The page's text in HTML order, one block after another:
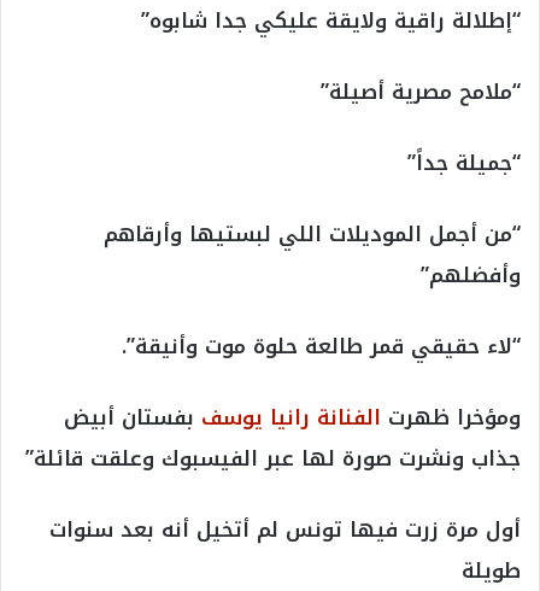
“إطلالة راقية ولايقة عليكي جدا شابوه”
“ملامح مصرية أصيلة”
“جميلة جداً”
“من أجمل الموديلات اللي لبستيها وأرقاهم
وأفضلهم”
“لاء حقيقي قمر طالعة حلوة موت وأنيقة”.
ومؤخرا ظهرت الفنانة رانيا يوسف بفستان أبيض
جذاب ونشرت صورة لها عبر الفيسبوك وعلقت قائلة”
أول مرة زرت فيها تونس لم أتخيل أنه بعد سنوات
طويلة